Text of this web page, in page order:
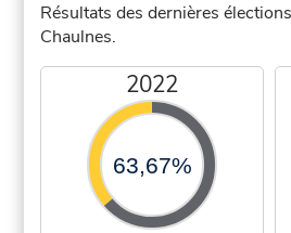
Résultats des dernières
Chaulnes.
2022
63,67%